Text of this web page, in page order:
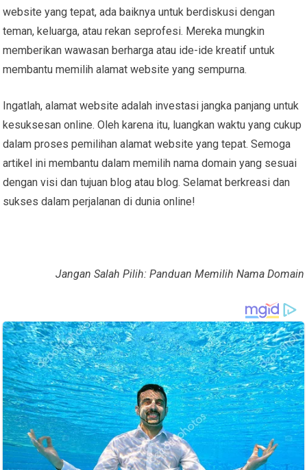
website yang tepat, ada baiknya untuk berdiskusi dengan
teman, keluarga, atau rekan seprofesi. Mereka mungkin
memberikan wawasan berharga atau ide-ide kreatif untuk
membantu memilih alamat website yang sempurna.
Ingatlah, alamat website adalah investasi jangka panjang untuk
kesuksesan online. Oleh karena itu, luangkan waktu yang cukup
dalam proses pemilihan alamat website yang tepat. Semoga
artikel ini membantu dalam memilih nama domain yang sesuai
dengan visi dan tujuan blog atau blog. Selamat berkreasi dan
sukses dalam perjalanan di dunia online!
Jangan Salah Pilih: Panduan Memilih Nama Domain